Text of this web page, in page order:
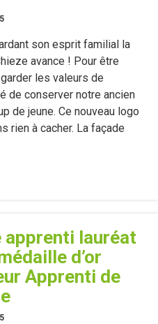
son esprit familial la
avance ! Pour être
les valeurs de
de conserver notre ancien
de jeune. Ce nouveau logo
rien à cacher. La façade
apprenti lauréat
d’or
Apprenti de